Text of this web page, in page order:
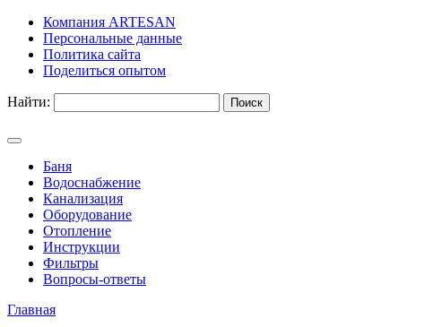
Компания ARTESAN
Персональные данные
Политика сайта
Поделиться опытом
Найти:
Баня
Водоснабжение
Канализация
Оборудование
Отопление
Инструкции
Фильтры
Вопросы-ответы
Главная